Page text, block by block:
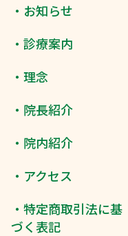
・お知らせ
・診療案内
・理念
・院長紹介
・院内紹介
・アクセス
・特定商取引法に基
づく表記